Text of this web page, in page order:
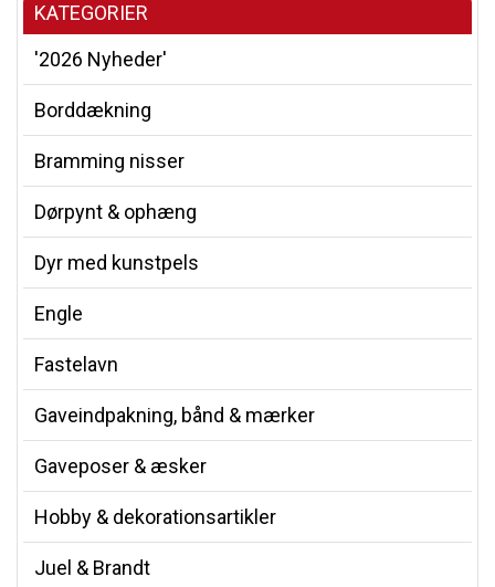
KATEGORIER
'2026 Nyheder'
Borddækning
Bramming nisser
Dørpynt & ophæng
Dyr med kunstpels
Engle
Fastelavn
Gaveindpakning, bånd & mærker
Gaveposer & æsker
Hobby & dekorationsartikler
Juel & Brandt